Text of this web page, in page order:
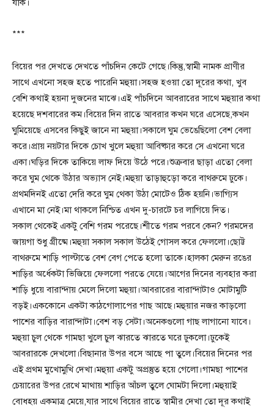
যাক।
***
বিয়ের পর দেখতে দেখতে পাঁচদিন কেটে গেছে।কিন্তু,স্বামী নামক প্রাণীর
সাথে এখনো সহজ হতে পারেনি মহুয়া।সহজ হওয়া তো দূরের কথা, খুব
বেশি কথাই হয়না দুজনের মাঝে।এই পাঁচদিনে আবরারের সাথে মহুয়ার কথা
হয়েছে দশবারের কম।বিয়ের দিন রাতে আবরার কখন ঘরে এসেছে,কখন
ঘুমিয়েছে এসবের কিছুই জানে না মহুয়া।সকালে ঘুম ভেঙেছিলো বেশ বেলা
করে।প্রায় নয়টার দিকে চোখ খুলে মহুয়া আবিষ্কার করে সে এখনো ঘরে
একা।ঘড়ির দিকে তাকিয়ে লাফ দিয়ে উঠে পরে।শুক্রবার ছাড়া এতো বেলা
করে ঘুম থেকে উঠার অভ্যাস নেই।মহুয়া তাড়াহুড়ো করে বাথরুমে ঢুকে।
প্রথমদিনই এতো দেরি করে ঘুম থেকা উঠা মোটেও ঠিক হয়নি।ভাগ্যিস
এখানে মা নেই।মা থাকলে নিশ্চিত এখন দু-চারটে চর লাগিয়ে দিত।
সকাল থেকেই একটু বেশি গরম পরেছে।শীতে গরম পরবে কেন? গরমদের
জায়গা শুধু গ্রীষ্মে।মহুয়া সকাল সকাল উঠেই গোসল করে ফেললো।ছোট্ট
বাথরুমে শাড়ি পাল্টাতে বেশ বেগ পেতে হলো তাকে।হালকা মেরুন রঙের
শাড়ির অর্ধেকটা ভিজিয়ে ফেললো পরতে যেয়ে।আগের দিনের ব্যবহার করা
শাড়ি ধুয়ে বারান্দায় মেলে দিলো মহুয়া।আবরারের বারান্দাটাও মোটামুটি
বড়ই।এককোনে একটা কাঠগোলাপের গাছ আছে।মহুয়ার নজর কাড়লো
পাশের বাড়ির বারান্দাটা।বেশ বড় সেটা।অনেকগুলো গাছ লাগানো যাবে।
মহুয়া চুল থেকে গামছা খুলে চুল ঝারতে ঝারতে ঘরে ঢুকলো।ঢুকেই
আবরারকে দেখলো।বিছানার উপর বসে আছে পা তুলে।বিয়ের দিনের পর
এই প্রথম মুখোমুখি দেখা।মহুয়া একটু অপ্রস্তুত হয়ে গেলো।গামছা পাশের
চেয়ারের উপর রেখে মাথায় শাড়ির আঁচল তুলে ঘোমটা দিলো।মহুয়াই
বোধহয় একমাত্র মেয়ে,যার সাথে বিয়ের রাতে স্বামীর দেখা তো দূর কথাই